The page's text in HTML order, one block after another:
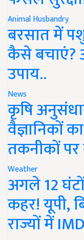
Animal Husbandry
बरसात में
कैसे बचाएं?
उपाय..
News
कृषि
वैज्ञानिकों
तकनीकों पर
Weather
अगले 12
कहर! यूपी,
राज्यों में